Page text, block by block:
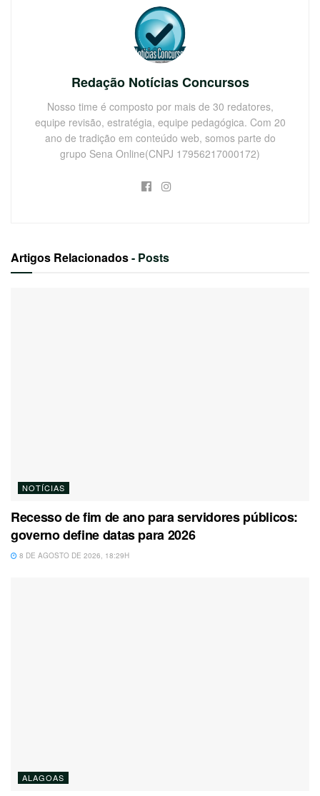
Redação Notícias Concursos
Nosso time é composto por mais de 30 redatores,
equipe revisão, estratégia, equipe pedagógica. Com 20
ano de tradição em conteúdo web, somos parte do
grupo Sena Online(CNPJ 17956217000172)
Artigos Relacionados- Posts
NOTÍCIAS
Recesso de fim de ano para servidores públicos:
governo define datas para 2026
8 DE AGOSTO DE 2026, 18:29H
ALAGOAS